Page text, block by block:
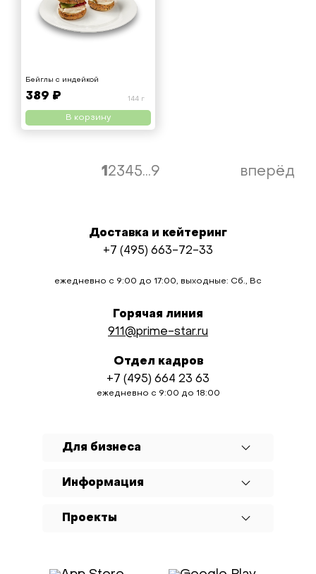
Бейглы с индейкой
389 ₽ 144 г
В корзину
12345...9 вперёд
Для бизнеса
Информация
Проекты
Доставка и кейтеринг
+7 (495) 663-72-33
ежедневно с 9:00 до 17:00, выходные: Сб., Вс
Горячая линия
911@prime-star.ru
Отдел кадров
+7 (495) 664 23 63
ежедневно с 9:00 до 18:00